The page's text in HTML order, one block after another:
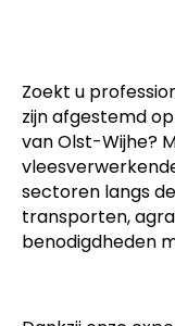
Zoekt u
zijn afgestemd
van Olst-Wijhe?
sectoren langs
transporten,
benodigdheden